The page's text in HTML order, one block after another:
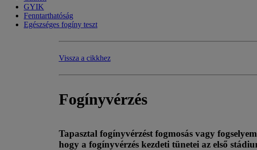
GYIK
Fenntarthatóság
Egészséges fogíny teszt
Vissza a cikkhez
Fogínyvérzés
Tapasztal fogínyvérzést fogmosás vagy
hogy a fogínyvérzés kezdeti tünetei az első